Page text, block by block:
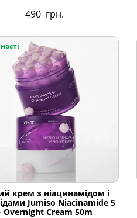
490 грн.
крем з ніацинамідом і
Jumiso Niacinamide 5
Overnight Cream 50m